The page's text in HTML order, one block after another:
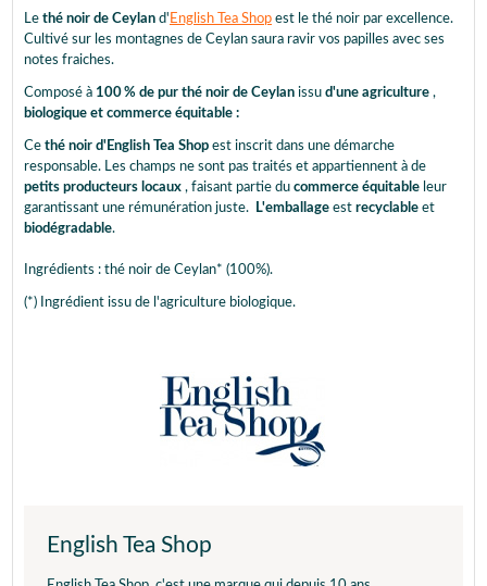
Le thé noir de Ceylan d' English Tea Shop est le thé noir par excellence.
Cultivé sur les montagnes de Ceylan saura ravir vos papilles avec ses
notes fraiches.
Composé à 100 % de pur thé noir de Ceylan issu d'une agriculture ,
biologique et commerce équitable :
Ce thé noir d'English Tea Shop est inscrit dans une démarche
responsable. Les champs ne sont pas traités et appartiennent à de
petits producteurs locaux , faisant partie du commerce équitable leur
garantissant une rémunération juste.
L'emballage est recyclable et
biodégradable.
Ingrédients : thé noir de Ceylan* (100%).
(*) Ingrédient issu de l'agriculture biologique.
English Tea Shop